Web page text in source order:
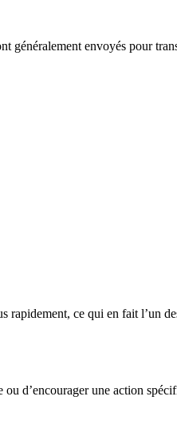
généralement envoyés pour
rapidement, ce qui en fait l’un
d’encourager une action